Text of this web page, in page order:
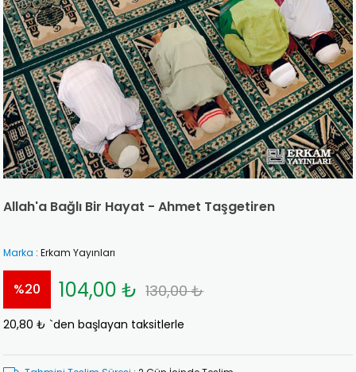
Allah'a Bağlı Bir Hayat - Ahmet Taşgetiren
Marka : Erkam Yayınları
%20
İndirim
130,00 ₺
104,00 ₺
20,80 ₺ `den başlayan taksitlerle